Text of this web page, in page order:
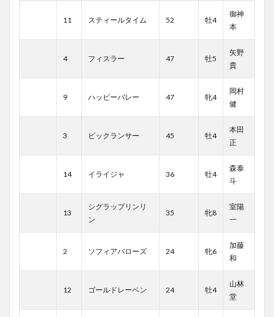
11 スティールタイム 52 牡4
御神
本
4 フィスラー 47 牡5
矢野
貴
9 ハッピーバレー 47 牝4
岡村
健
3 ビックランサー 45 牡4
本田
正
14 イライジャ 36 牡4
森泰
斗
13
シグラップリンリ
ン
35 牝8
室陽
一
2 ソフィアバローズ 24 牝6
加藤
和
12 ゴールドレーベン 24 牡4
山林
堂